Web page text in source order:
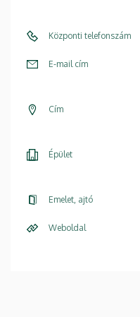
Központi telefonszám
E-mail cím
Cím
Épület
Emelet, ajtó
Weboldal